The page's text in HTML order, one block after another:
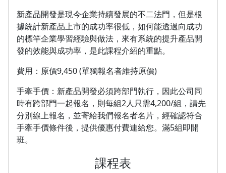
新產品開發是現今企業持續發展的不二法門，但是根
據統計新產品上市的成功率很低，如何能透過向成功
的標竿企業學習經驗與做法，來有系統的提升產品開
發的效能與成功率，是此課程介紹的重點。
費用：原價9,450 (單獨報名者維持原價)
手牽手價：新產品開發必須跨部門執行，因此公司同
時有跨部門一起報名，則每組2人只需4,200/組，請先
分別線上報名，並寄給我們報名者名片，經確認符合
手牽手價條件後，提供優惠付費連給您。滿5組即開
班。
課程表